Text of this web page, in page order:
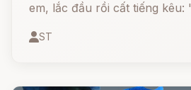
em, lắc đầu rồi cất tiếng kêu:
nhưng tỏ ra lưu ý đến cô bé
ST